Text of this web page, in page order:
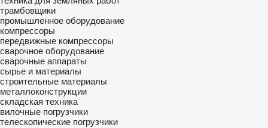
трамбовщики
промышленное оборудование
компрессоры
передвижные компрессоры
сварочное оборудование
сварочные аппараты
сырье и материалы
строительные материалы
металлоконструкции
складская техника
вилочные погрузчики
телескопические погрузчики